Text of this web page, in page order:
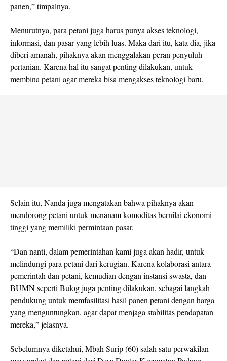
panen,” timpalnya.
Menurutnya, para petani juga harus punya akses teknologi,
informasi, dan pasar yang lebih luas. Maka dari itu, kata dia, jika
diberi amanah, pihaknya akan menggalakan peran penyuluh
pertanian. Karena hal itu sangat penting dilakukan, untuk
membina petani agar mereka bisa mengakses teknologi baru.
Selain itu, Nanda juga mengatakan bahwa pihaknya akan
mendorong petani untuk menanam komoditas bernilai ekonomi
tinggi yang memiliki permintaan pasar.
“Dan nanti, dalam pemerintahan kami juga akan hadir, untuk
melindungi para petani dari kerugian. Karena kolaborasi antara
pemerintah dan petani, kemudian dengan instansi swasta, dan
BUMN seperti Bulog juga penting dilakukan, sebagai langkah
pendukung untuk memfasilitasi hasil panen petani dengan harga
yang menguntungkan, agar dapat menjaga stabilitas pendapatan
mereka,” jelasnya.
Sebelumnya diketahui, Mbah Surip (60) salah satu perwakilan